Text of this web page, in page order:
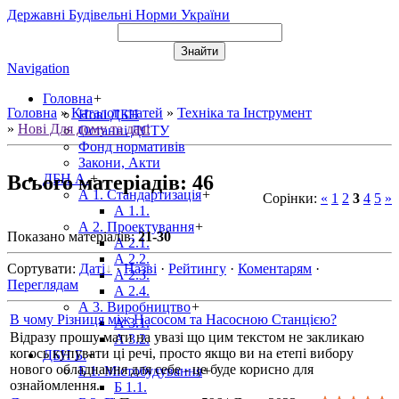
Державні Будівельні Норми України
Navigation
Головна+
Нові ДБН
Останні ДСТУ
Фонд нормативів
Закони, Акти
ДБН А.+
А 1. Стандартизація+
А 1.1.
А 2. Проектування+
А 2.1.
А 2.2.
А 2.3.
А 2.4.
А 3. Виробництво+
А 3.1.
А 3.2.
ДБН Б.+
Б 1. Містобудування+
Б 1.1.
Головна » Каталог статей » Техніка та Інструмент
» Нові Для дому та дачі
Всього матеріадів: 46
Показано матеріалів:21-30
Сорінки: « 1 2 3 4 5 »
Сортувати: Даті ·Назві · Рейтингу · Коментарям ·
Переглядам
В чому Різниця між Насосом та Насосною Станцією?
Відразу прошу мати на увазі що цим текстом не закликаю
когось купувати ці речі, просто якщо ви на етепі вибору
нового обладнання для себе - це буде корисно для
ознайомлення.